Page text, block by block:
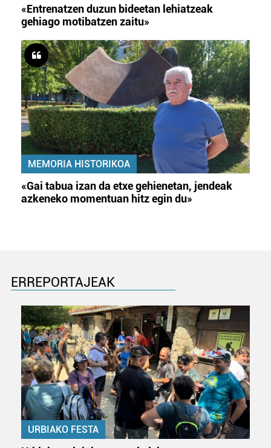
«Entrenatzen duzun bideetan lehiatzeak
gehiago motibatzen zaitu»
MEMORIA HISTORIKOA
«Gai tabua izan da etxe gehienetan, jendeak
azkeneko momentuan hitz egin du»
ERREPORTAJEAK
URBIAKO FESTA